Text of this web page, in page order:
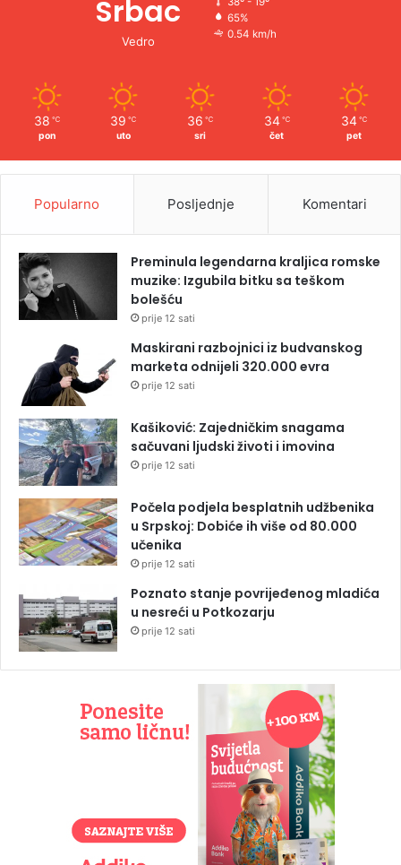
Srbac
Vedro
65%
0.54 km/h
38 ℃
pon
39 ℃
uto
36 ℃
sri
34 ℃
čet
34 ℃
pet
Popularno Posljednje Komentari
Preminula legendarna kraljica romske
muzike: Izgubila bitku sa teškom
bolešću
prije 12 sati
Maskirani razbojnici iz budvanskog
marketa odnijeli 320.000 evra
prije 12 sati
Kašiković: Zajedničkim snagama
sačuvani ljudski životi i imovina
prije 12 sati
Počela podjela besplatnih udžbenika
u Srpskoj: Dobiće ih više od 80.000
učenika
prije 12 sati
Poznato stanje povrijeđenog mladića
u nesreći u Potkozarju
prije 12 sati